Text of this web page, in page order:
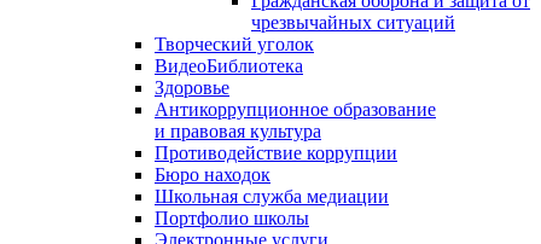
чрезвычайных ситуаций
Творческий уголок
ВидеоБиблиотека
Здоровье
Антикоррупционное образование
и правовая культура
Противодействие коррупции
Бюро находок
Школьная служба медиации
Портфолио школы
Электронные услуги